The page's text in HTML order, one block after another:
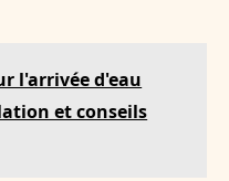
l'arrivée d'eau
et conseils